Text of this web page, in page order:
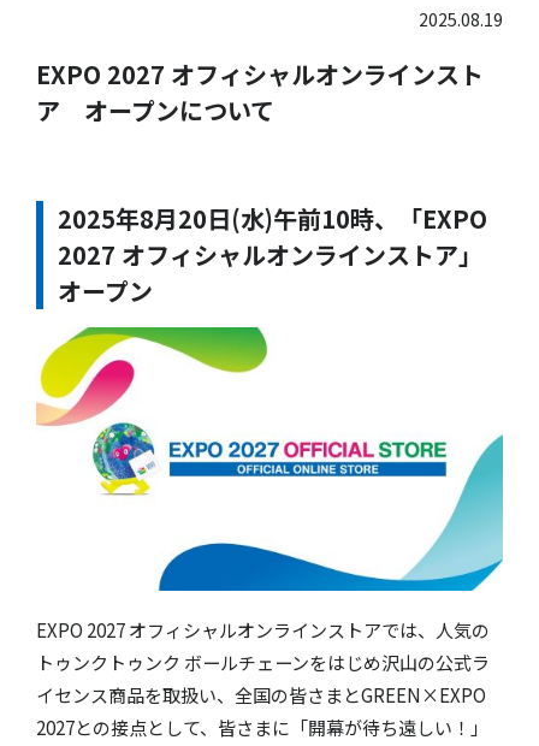
2025.08.19
EXPO 2027 オフィシャルオンラインスト
ア オープンについて
2025年8月20日(水)午前10時、「EXPO
2027 オフィシャルオンラインストア」
オープン
EXPO 2027 オフィシャルオンラインストアでは、人気の
トゥンクトゥンク ボールチェーンをはじめ沢山の公式ラ
イセンス商品を取扱い、全国の皆さまとGREEN×EXPO
2027との接点として、皆さまに「開幕が待ち遠しい！」